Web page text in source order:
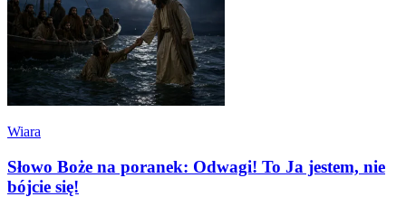
Wiara
Słowo Boże na poranek: Odwagi! To Ja jestem, nie
bójcie się!